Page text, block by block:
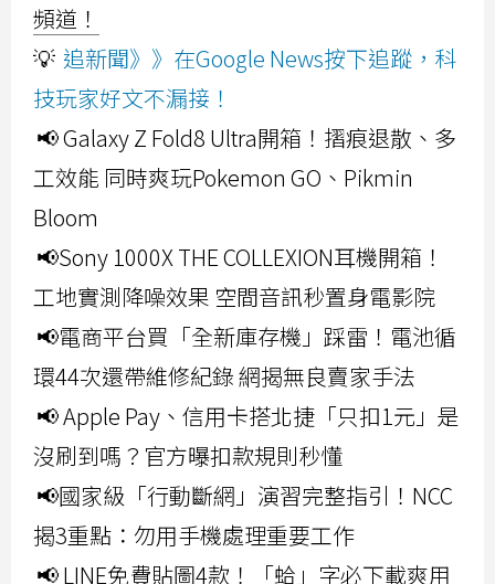
頻道！
💡 追新聞》》在Google News按下追蹤，科
技玩家好文不漏接！
📢 Galaxy Z Fold8 Ultra開箱！摺痕退散、多
工效能 同時爽玩Pokemon GO、Pikmin
Bloom
📢Sony 1000X THE COLLEXION耳機開箱！
工地實測降噪效果 空間音訊秒置身電影院
📢電商平台買「全新庫存機」踩雷！電池循
環44次還帶維修紀錄 網揭無良賣家手法
📢 Apple Pay、信用卡搭北捷「只扣1元」是
沒刷到嗎？官方曝扣款規則秒懂
📢國家級「行動斷網」演習完整指引！NCC
揭3重點：勿用手機處理重要工作
📢 LINE免費貼圖4款！「蛤」字必下載爽用